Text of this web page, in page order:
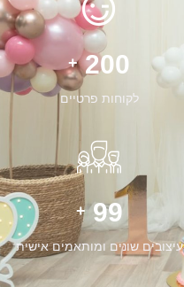
200
+
לקוחות פרטיים
99
+
עיצובים שונים ומותאמים אישית